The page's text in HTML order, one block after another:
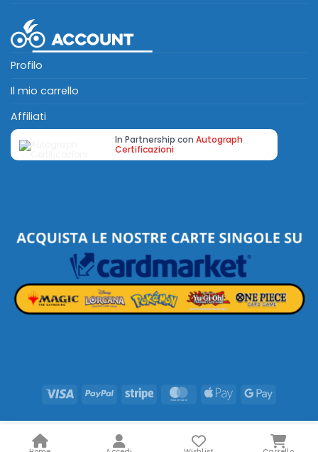
Profilo
Il mio carrello
Affiliati
In Partnership con Autograph
Certificazioni
Visa PayPal Stripe MasterCard
Apple
Google